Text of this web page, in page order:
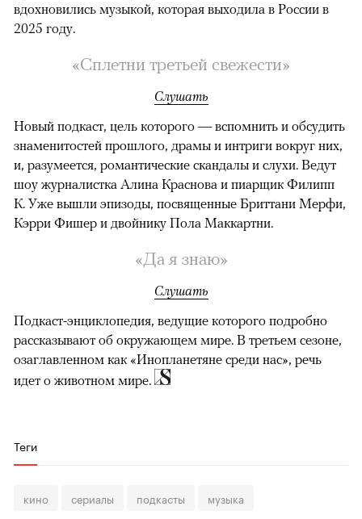
вдохновились музыкой, которая выходила в России в
2025 году.
«Сплетни третьей свежести»
Слушать
Новый подкаст, цель которого — вспомнить и обсудить
знаменитостей прошлого, драмы и интриги вокруг них,
и, разумеется, романтические скандалы и слухи. Ведут
шоу журналистка Алина Краснова и пиарщик Филипп
К. Уже вышли эпизоды, посвященные Бриттани Мерфи,
Кэрри Фишер и двойнику Пола Маккартни.
«Да я знаю»
Слушать
Подкаст-энциклопедия, ведущие которого подробно
рассказывают об окружающем мире. В третьем сезоне,
озаглавленном как «Инопланетяне среди нас», речь
идет о животном мире.
Теги
кино сериалы подкасты музыка